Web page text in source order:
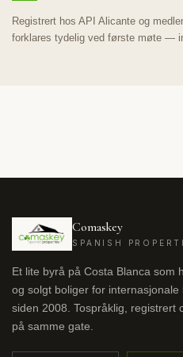
Registrert hos API Alicante og
forklares tydelig ved første møte —
Comaskey
SPANISH
Et lite byrå på Costa Blanca som
og solgt boliger for internasjonale
siden 2008. Tospråklig, registrert
på samme gate.